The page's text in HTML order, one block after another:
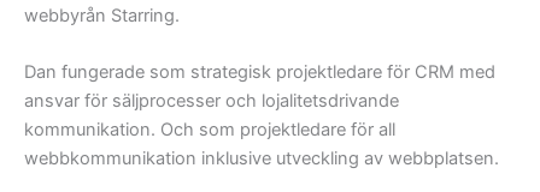
webbyrån Starring.
Dan fungerade som strategisk projektledare för CRM med
ansvar för säljprocesser och lojalitetsdrivande
kommunikation. Och som projektledare för all
webbkommunikation inklusive utveckling av webbplatsen.